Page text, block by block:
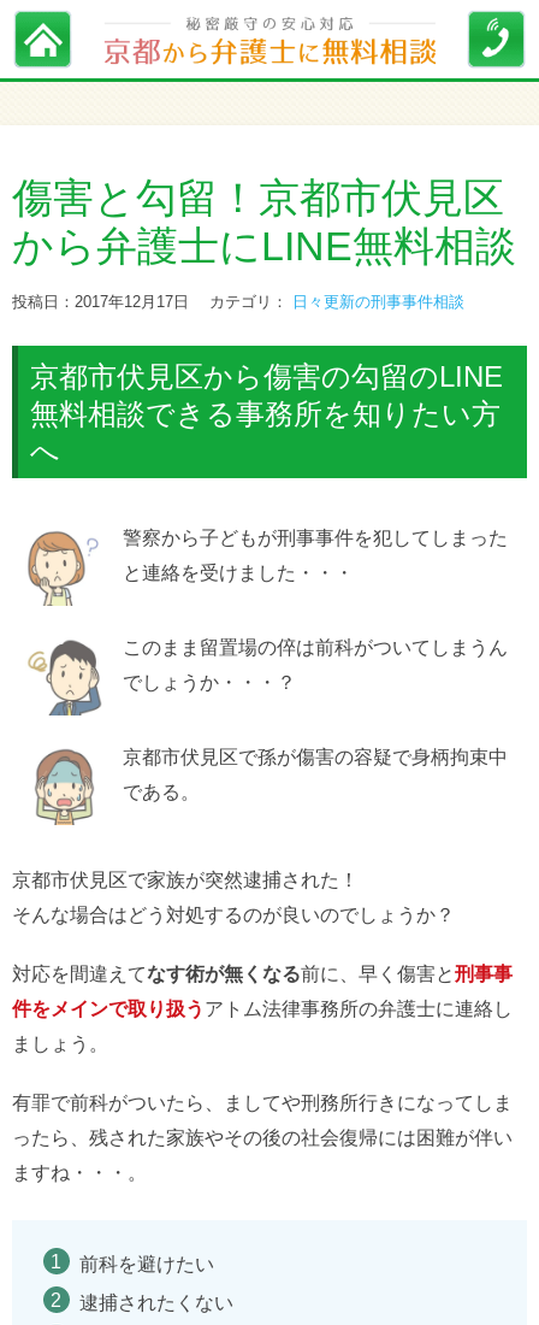
傷害と勾留！京都市伏見区
から弁護士にLINE無料相談
投稿日：2017年12月17日 カテゴリ： 日々更新の刑事事件相談
京都市伏見区から傷害の勾留のLINE
無料相談できる事務所を知りたい方
へ
警察から子どもが刑事事件を犯してしまった
と連絡を受けました・・・
このまま留置場の倅は前科がついてしまうん
でしょうか・・・？
京都市伏見区で孫が傷害の容疑で身柄拘束中
である。
京都市伏見区で家族が突然逮捕された！
そんな場合はどう対処するのが良いのでしょうか？
対応を間違えてなす術が無くなる前に、早く傷害と刑事事
件をメインで取り扱う アトム法律事務所の弁護士に連絡し
ましょう。
有罪で前科がついたら、ましてや刑務所行きになってしま
ったら、残された家族やその後の社会復帰には困難が伴い
ますね・・・。
前科を避けたい
逮捕されたくない